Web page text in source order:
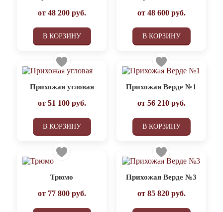
от 48 200руб.
В КОРЗИНУ
от 48 600руб.
В КОРЗИНУ
Прихожая угловая
от 51 100руб.
В КОРЗИНУ
Прихожая Верде №1
от 56 210руб.
В КОРЗИНУ
Трюмо
от 77 800руб.
Прихожая Верде №3
от 85 820руб.